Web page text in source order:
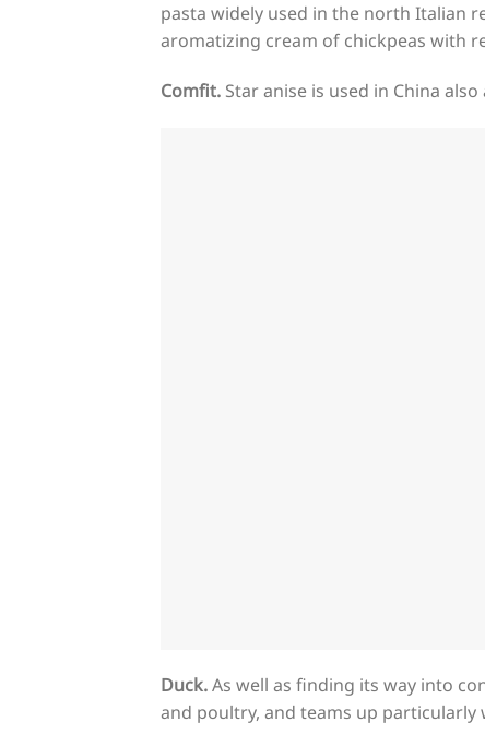
pasta widely used in the north Italian
aromatizing cream of chickpeas with
Comfit. Star anise is used in China
Duck.As well as finding its way into
and poultry, and teams up particularly